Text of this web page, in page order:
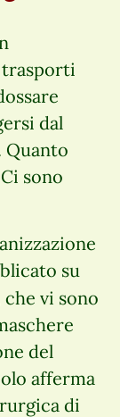
dal
Quanto
sono
su
vi sono
del
afferma
di